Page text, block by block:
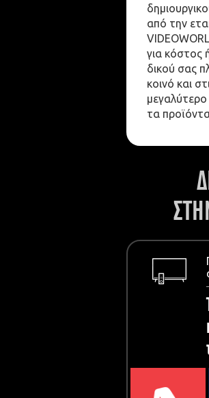
από την
για κόστος
δικού σας
κοινό και
μεγαλύτερο
τα